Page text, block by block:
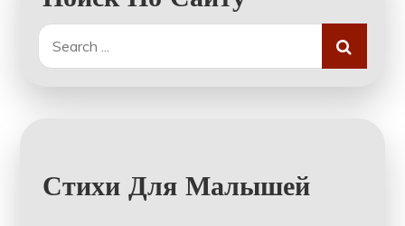
Search
for:
Стихи Для Малышей